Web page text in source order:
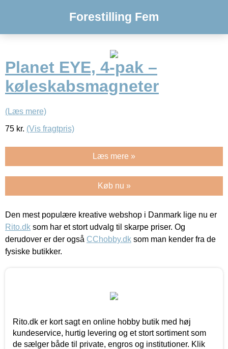
Forestilling Fem
Planet EYE, 4-pak –
køleskabsmagneter
(Læs mere)
75 kr. (Vis fragtpris)
Læs mere »
Køb nu »
Den mest populære kreative webshop i Danmark lige nu er
Rito.dk som har et stort udvalg til skarpe priser. Og
derudover er der også CChobby.dk som man kender fra de
fysiske butikker.
Rito.dk er kort sagt en online hobby butik med høj
kundeservice, hurtig levering og et stort sortiment som
de sælger både til private, engros og institutioner. Klik